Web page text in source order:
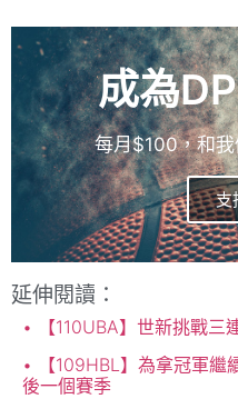
成為
每月$100，和
支
延伸閱讀：
【110UBA】世新挑戰
【109HBL】為拿冠軍
後一個賽季